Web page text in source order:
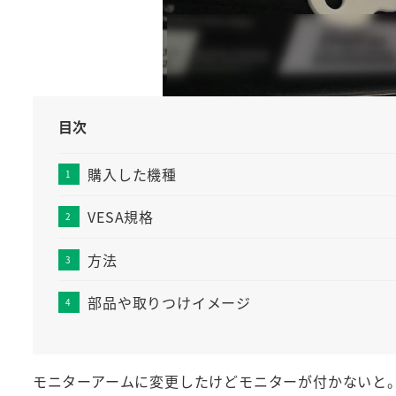
目次
購入した機種
VESA規格
方法
部品や取りつけイメージ
モニターアームに変更したけどモニターが付かないと